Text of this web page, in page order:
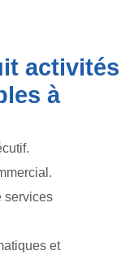
activités
à
services
et